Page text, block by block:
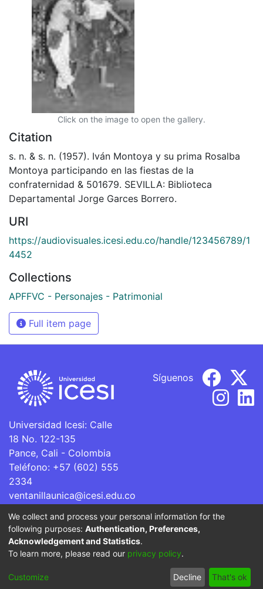
Click on the image to open the gallery.
Citation
s. n. & s. n. (1957). Iván Montoya y su prima Rosalba
Montoya participando en las fiestas de la
confraternidad & 501679. SEVILLA: Biblioteca
Departamental Jorge Garces Borrero.
URI
https://audiovisuales.icesi.edu.co/handle/123456789/1
4452
Collections
APFFVC - Personajes - Patrimonial
Full item page
Universidad Icesi: Calle
18 No. 122-135
Pance, Cali - Colombia
Teléfono: +57 (602) 555
2334
ventanillaunica@icesi.edu.co
Síguenos
La Universidad Icesi es una Institución de Educación
Superior que se encuentra sujeta a inspección y vigilancia
por parte del Ministerio de Educación Nacional.
Cookie
End User
Agreement
Send
Feedback
We collect and process your personal information for the
following purposes: Authentication, Preferences,
Acknowledgement and Statistics.
To learn more, please read our privacy policy.
Customize Decline That's ok